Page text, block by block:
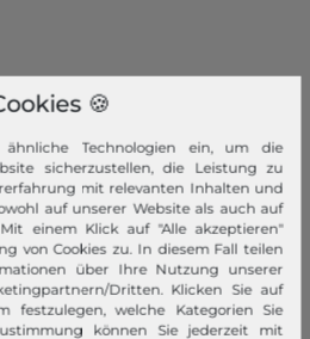
🍪
Technologien ein, um die
sicherzustellen, die Leistung zu
mit relevanten Inhalten und
auf unserer Website als auch auf
einem Klick auf "Alle akzeptieren"
von Cookies zu. In diesem Fall teilen
über Ihre Nutzung unserer
Dritten. Klicken Sie auf
festzulegen, welche Kategorien Sie
können Sie jederzeit mit